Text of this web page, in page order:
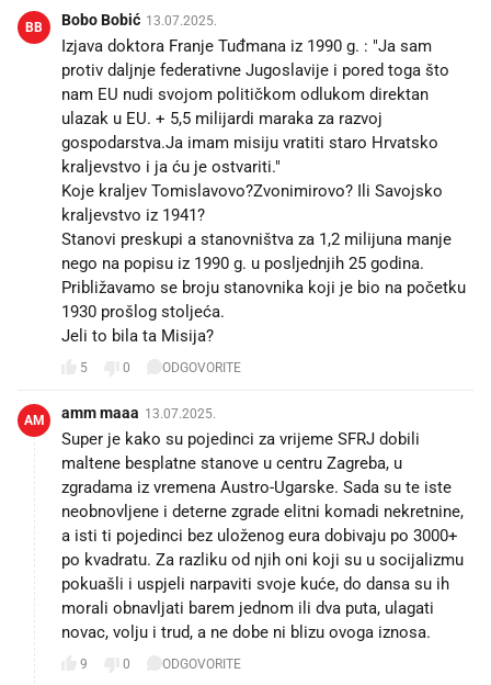
BB Bobo Bobić 13.07.2025.
Izjava doktora Franje Tuđmana iz 1990 g. : "Ja sam
protiv daljnje federativne Jugoslavije i pored toga što
nam EU nudi svojom političkom odlukom direktan
ulazak u EU. + 5,5 milijardi maraka za razvoj
gospodarstva.Ja imam misiju vratiti staro Hrvatsko
kraljevstvo i ja ću je ostvariti."
Koje kraljev Tomislavovo?Zvonimirovo? Ili Savojsko
kraljevstvo iz 1941?
Stanovi preskupi a stanovništva za 1,2 milijuna manje
nego na popisu iz 1990 g. u posljednjih 25 godina.
Približavamo se broju stanovnika koji je bio na početku
1930 prošlog stoljeća.
Jeli to bila ta Misija?
5 0 ODGOVORITE
AM amm maaa 13.07.2025.
Super je kako su pojedinci za vrijeme SFRJ dobili
maltene besplatne stanove u centru Zagreba, u
zgradama iz vremena Austro-Ugarske. Sada su te iste
neobnovljene i deterne zgrade elitni komadi nekretnine,
a isti ti pojedinci bez uloženog eura dobivaju po 3000+
po kvadratu. Za razliku od njih oni koji su u socijalizmu
pokuašli i uspjeli narpaviti svoje kuće, do dansa su ih
morali obnavljati barem jednom ili dva puta, ulagati
novac, volju i trud, a ne dobe ni blizu ovoga iznosa.
9 0
ODGOVORITE